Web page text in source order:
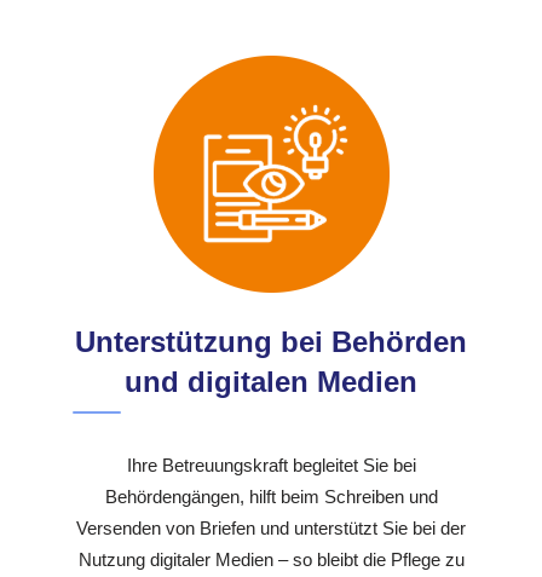
Unterstützung bei Behörden
und digitalen Medien
Ihre Betreuungskraft begleitet Sie bei
Behördengängen, hilft beim Schreiben und
Versenden von Briefen und unterstützt Sie bei der
Nutzung digitaler Medien – so bleibt die Pflege zu